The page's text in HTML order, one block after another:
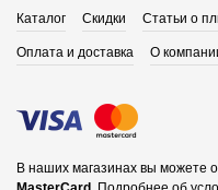
Каталог Скидки Статьи о
Оплата и доставка О
В наших магазинах вы можете